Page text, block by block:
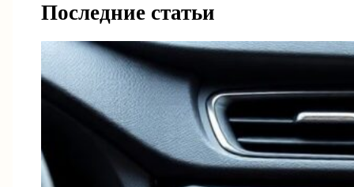
Последние статьи